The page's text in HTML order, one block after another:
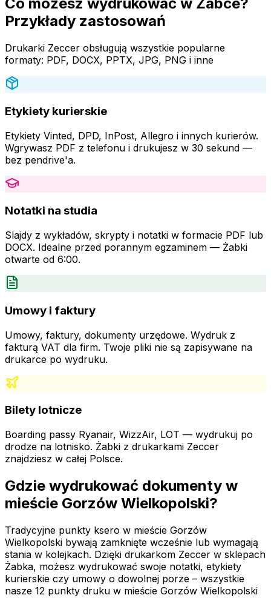
Przykłady zastosowań
Drukarki Zeccer obsługują wszystkie popularne
formaty: PDF, DOCX, PPTX, JPG, PNG i inne
Etykiety kurierskie
Etykiety Vinted, DPD, InPost, Allegro i innych kurierów.
Wgrywasz PDF z telefonu i drukujesz w 30 sekund —
bez pendrive'a.
Notatki na studia
Slajdy z wykładów, skrypty i notatki w formacie PDF lub
DOCX. Idealne przed porannym egzaminem — Żabki
otwarte od 6:00.
Umowy i faktury
Umowy, faktury, dokumenty urzędowe. Wydruk z
fakturą VAT dla firm. Twoje pliki nie są zapisywane na
drukarce po wydruku.
Bilety lotnicze
Boarding passy Ryanair, WizzAir, LOT — wydrukuj po
drodze na lotnisko. Żabki z drukarkami Zeccer
znajdziesz w całej Polsce.
Gdzie wydrukować dokumenty w
mieście Gorzów Wielkopolski?
Tradycyjne punkty ksero w mieście Gorzów
Wielkopolski bywają zamknięte wcześnie lub wymagają
stania w kolejkach. Dzięki drukarkom Zeccer w sklepach
Żabka, możesz wydrukować swoje notatki, etykiety
kurierskie czy umowy o dowolnej porze – wszystkie
nasze 12 punkty druku w mieście Gorzów Wielkopolski